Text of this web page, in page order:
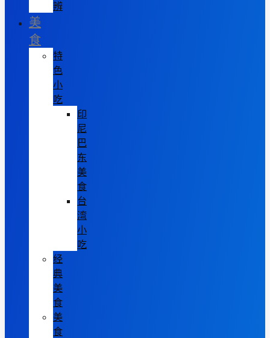
辨
美
食
特
色
小
吃
印
尼
巴
东
美
食
台
湾
小
吃
经
典
美
食
美
食